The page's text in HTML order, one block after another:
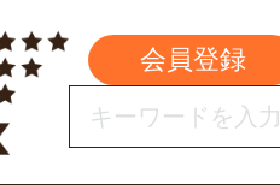
会員登録